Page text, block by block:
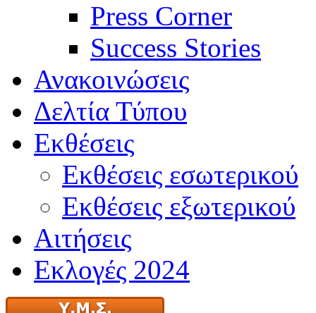
Press Corner
Success Stories
Ανακοινώσεις
Δελτία Τύπου
Εκθέσεις
Εκθέσεις εσωτερικού
Εκθέσεις εξωτερικού
Αιτήσεις
Εκλογές 2024